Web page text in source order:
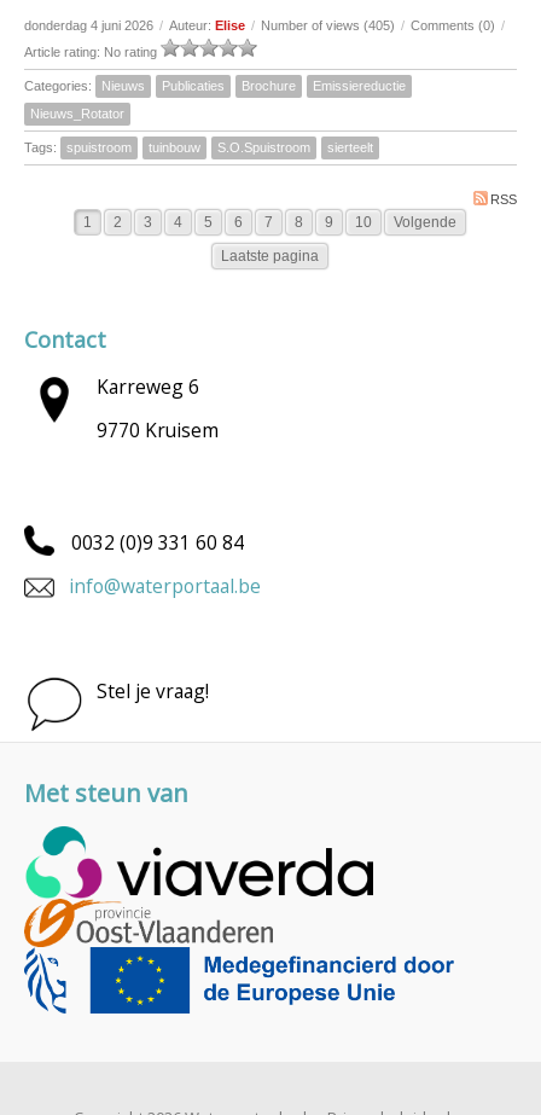
donderdag 4 juni 2026 / Auteur: Elise / Number of views (405) / Comments (0) /
Article rating: No rating
Categories: Nieuws Publicaties Brochure
Emissiereductie
Nieuws_Rotator
Tags: spuistroom tuinbouw S.O.Spuistroom sierteelt
RSS
1 2 3 4 5 6 7 8 9 10
Volgende
Laatste pagina
Contact
Karreweg 6
9770 Kruisem
0032 (0)9 331 60 84
info@waterportaal.be
Stel je vraag!
Met steun van